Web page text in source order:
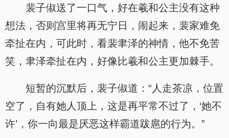
裴子俶送了一口气，好在羲和公主没有这种
想法，否则宫里将再无宁日，闹起来，裴家难免
牵扯在内，可此时，看裴聿泽的神情，他不免苦
笑，聿泽牵扯在内，好像比羲和公主更加棘手。
短暂的沉默后，裴子俶道：“人走茶凉，位置
空了，自有她人顶上，这是再平常不过了，‘她不
许’，你一向最是厌恶这样霸道跋扈的行为。”